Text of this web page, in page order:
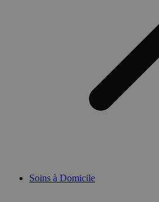
Soins à Domicile